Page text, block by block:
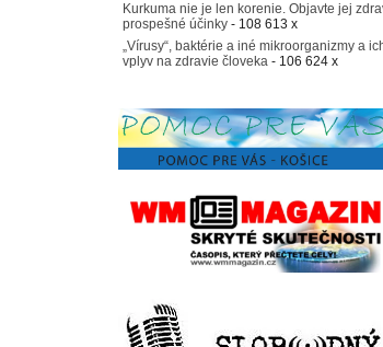
Kurkuma nie je len korenie. Objavte jej
prospešné účinky - 108 613 x
„Vírusy“, baktérie a iné mikroorganizmy a
vplyv na zdravie človeka - 106 624 x